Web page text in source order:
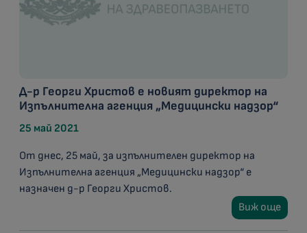
Д-р Георги Христов е новият директор на
Изпълнителна агенция „Медицински надзор“
25 май 2021
От днес, 25 май, за изпълнителен директор на
Изпълнителна агенция „Медицински надзор“ е
назначен д-р Георги Христов.
Виж още